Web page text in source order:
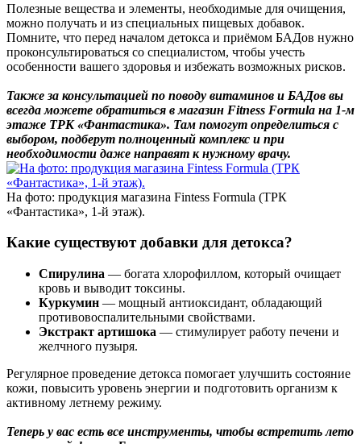
Полезные вещества и элементы, необходимые для очищения,
можно получать и из специальных пищевых добавок.
Помните, что перед началом детокса и приёмом БАДов нужно
проконсультироваться со специалистом, чтобы учесть
особенности вашего здоровья и избежать возможных рисков.
Также за консультацией по поводу витаминов и БАДов вы
всегда можете обратиться в магазин Fitness Formula на 1-м
этаже ТРК «Фантастика». Там помогут определиться с
выбором, подберут полноценный комплекс и при
необходимости даже направят к нужному врачу.
На фото: продукция магазина Fintess Formula (ТРК
«‎Фантастика», 1-й этаж).‎
Какие существуют добавки для детокса?
Спирулина — богата хлорофиллом, который очищает
кровь и выводит токсины.
Куркумин — мощный антиоксидант, обладающий
противовоспалительными свойствами.
Экстракт артишока — стимулирует работу печени и
желчного пузыря.
Регулярное проведение детокса помогает улучшить состояние
кожи, повысить уровень энергии и подготовить организм к
активному летнему режиму.
Теперь у вас есть все инструменты, чтобы встретить лето